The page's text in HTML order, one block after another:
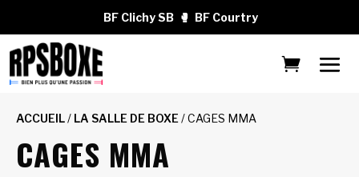
BF Clichy SB 🥊 BF Courtry
ACCUEIL/ LA SALLE DE BOXE / CAGES MMA
CAGES MMA